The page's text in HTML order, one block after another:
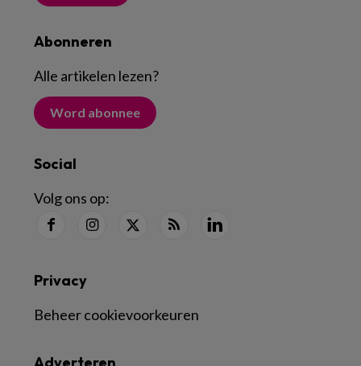
Abonneren
Alle artikelen lezen?
Word abonnee
Social
Volg ons op:
Privacy
Beheer cookievoorkeuren